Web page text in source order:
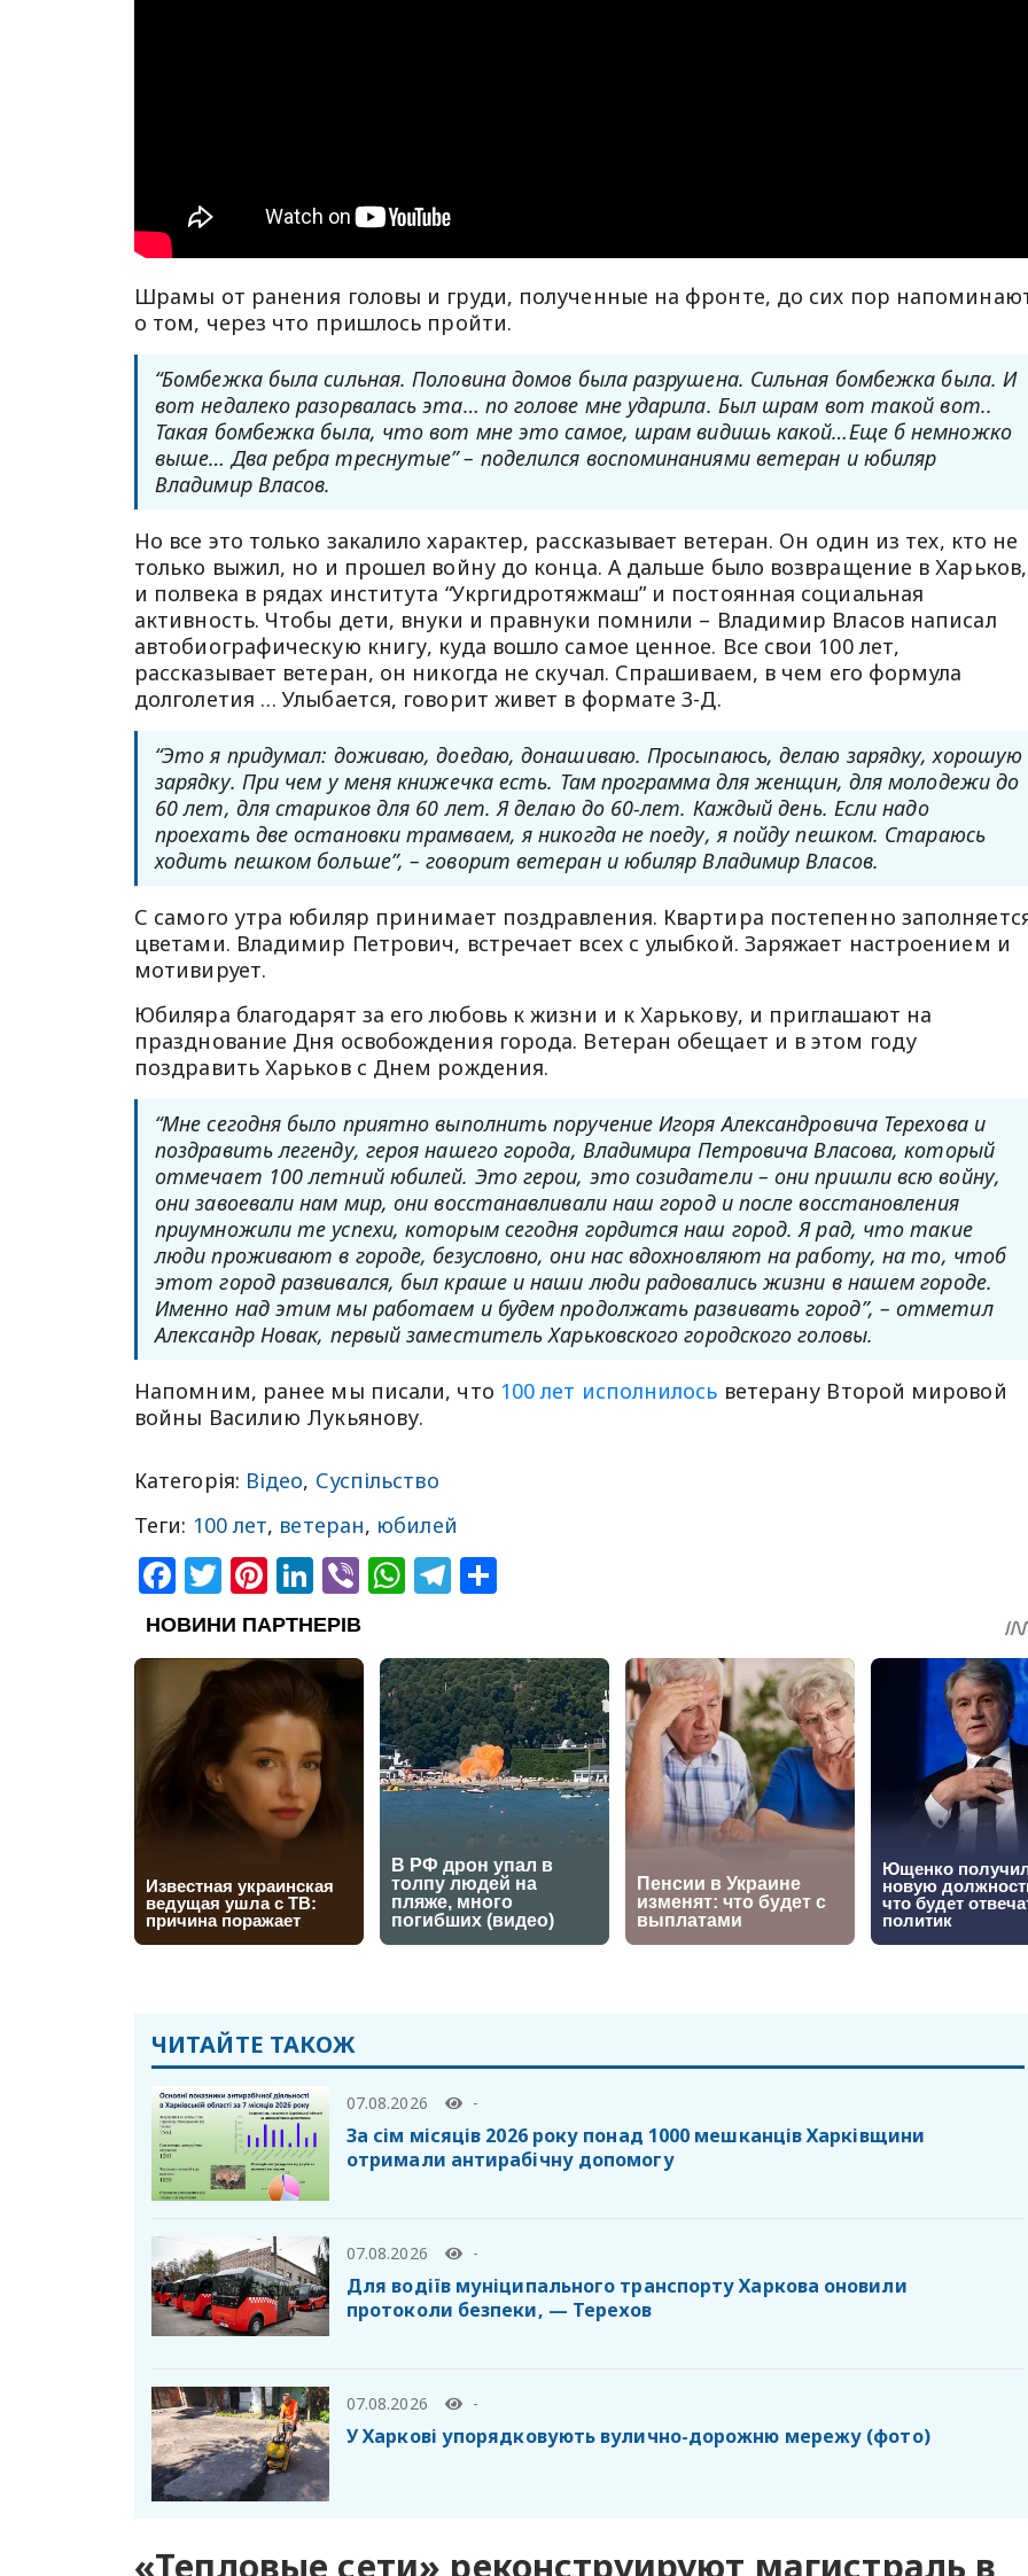
Шрамы от ранения головы и груди, полученные на фронте, до сих пор
о том, через что пришлось пройти.
“Бомбежка была сильная. Половина домов была разрушена. Сильная бомбежка была. И
вот недалеко разорвалась эта… по голове мне ударила. Был шрам вот такой вот..
Такая бомбежка была, что вот мне это самое, шрам видишь какой…Еще б немножко
выше… Два ребра треснутые” – поделился воспоминаниями ветеран и юбиляр
Владимир Власов.
Но все это только закалило характер, рассказывает ветеран. Он один из тех, кто не
только выжил, но и прошел войну до конца. А дальше было возвращение в Харьков,
и полвека в рядах института “Укргидротяжмаш” и постоянная социальная
активность. Чтобы дети, внуки и правнуки помнили – Владимир Власов написал
автобиографическую книгу, куда вошло самое ценное. Все свои 100 лет,
рассказывает ветеран, он никогда не скучал. Спрашиваем, в чем его формула
долголетия … Улыбается, говорит живет в формате 3-Д.
“Это я придумал: доживаю, доедаю, донашиваю. Просыпаюсь, делаю зарядку, хорошую
зарядку. При чем у меня книжечка есть. Там программа для женщин, для молодежи до
60 лет, для стариков для 60 лет. Я делаю до 60-лет. Каждый день. Если надо
проехать две остановки трамваем, я никогда не поеду, я пойду пешком. Стараюсь
ходить пешком больше”, – говорит ветеран и юбиляр Владимир Власов.
С самого утра юбиляр принимает поздравления. Квартира постепенно
цветами. Владимир Петрович, встречает всех с улыбкой. Заряжает настроением и
мотивирует.
Юбиляра благодарят за его любовь к жизни и к Харькову, и приглашают на
празднование Дня освобождения города. Ветеран обещает и в этом году
поздравить Харьков с Днем рождения.
“Мне сегодня было приятно выполнить поручение Игоря Александровича Терехова и
поздравить легенду, героя нашего города, Владимира Петровича Власова, который
отмечает 100 летний юбилей. Это герои, это созидатели – они пришли всю войну,
они завоевали нам мир, они восстанавливали наш город и после восстановления
приумножили те успехи, которым сегодня гордится наш город. Я рад, что такие
люди проживают в городе, безусловно, они нас вдохновляют на работу, на то, чтоб
этот город развивался, был краше и наши люди радовались жизни в нашем городе.
Именно над этим мы работаем и будем продолжать развивать город”, – отметил
Александр Новак, первый заместитель Харьковского городского головы.
Напомним, ранее мы писали, что 100 лет исполнилось ветерану Второй мировой
войны Василию Лукьянову.
Категорія: Відео, Суспільство
Теги: 100 лет, ветеран, юбилей
Facebook
Twitter
Pinterest
LinkedIn
ViberWhatsApp
Telegram
ЧИТАЙТЕ ТАКОЖ
07.08.2026 -
За сім місяців 2026 року понад 1000 мешканців Харківщини
отримали антирабічну допомогу
07.08.2026 -
Для водіїв муніципального транспорту Харкова оновили
протоколи безпеки, — Терехов
07.08.2026 -
У Харкові упорядковують вулично-дорожню мережу (фото)
«Тепловые сети» реконструируют магистраль в